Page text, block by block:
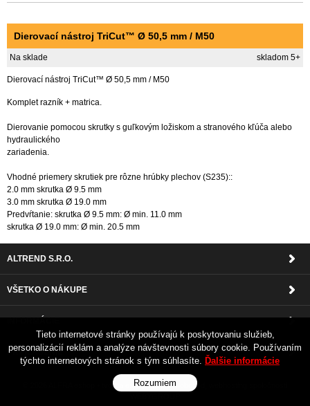
Dierovací nástroj TriCut™ Ø 50,5 mm / M50
Na sklade skladom 5+
Dierovací nástroj TriCut™ Ø 50,5 mm / M50
Komplet razník + matrica.
Dierovanie pomocou skrutky s guľkovým ložiskom a stranového kľúča alebo
hydraulického
zariadenia.
Vhodné priemery skrutiek pre rôzne hrúbky plechov (S235)::
2.0 mm skrutka Ø 9.5 mm
3.0 mm skrutka Ø 19.0 mm
Predvŕtanie: skrutka Ø 9.5 mm: Ø min. 11.0 mm
skrutka Ø 19.0 mm: Ø min. 20.5 mm
ALTREND S.R.O.
VŠETKO O NÁKUPE
INFORMÁCIE
PRIHLÁSENIE
tvorba eshopu cez UNIobchod
Tieto internetové stránky používajú k poskytovaniu služieb,
personalizácií reklám a analýze návštevnosti súbory cookie. Používaním
týchto internetových stránok s tým súhlasíte. Ďalšie informácie
Rozumiem